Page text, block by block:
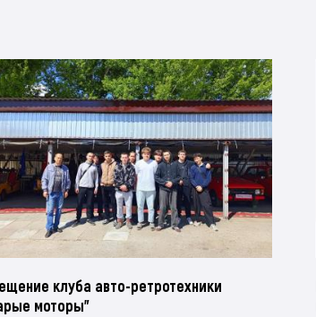
клуба авто-ретротехники
моторы"